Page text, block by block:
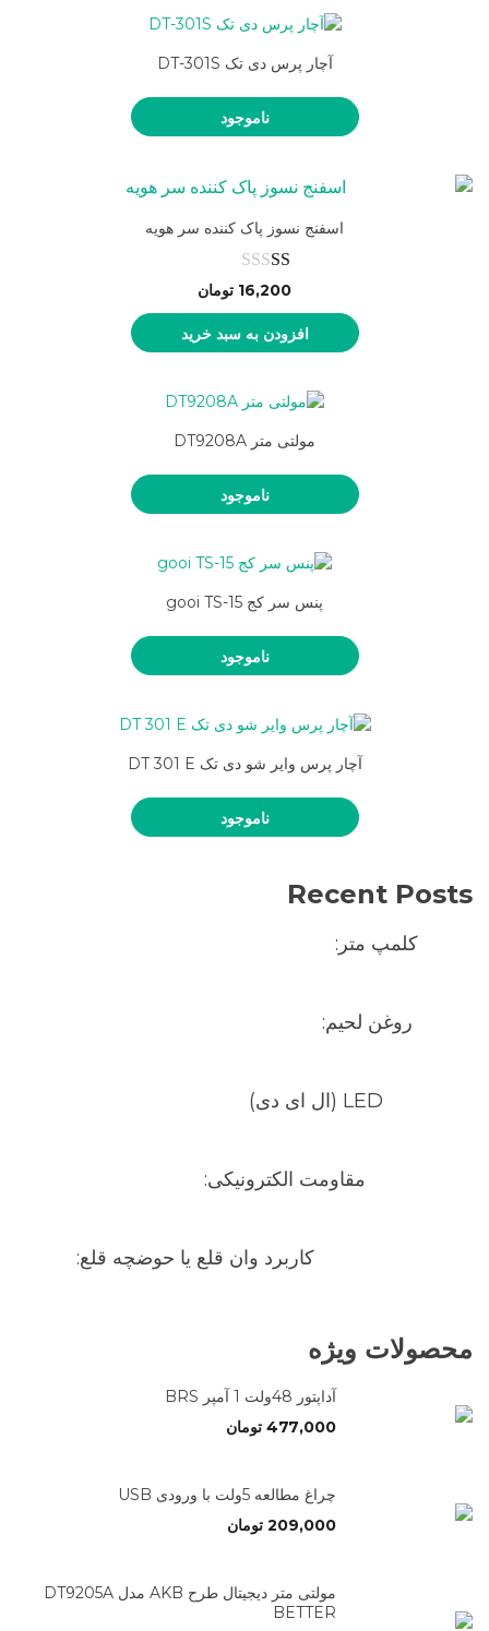
آچار پرس دی تک DT-301S
ناموجود
اسفنج نسوز پاک کننده سر هویه
نمره
1.00
از
16,200 تومان
افزودن به سبد خرید
مولتی متر DT9208A
ناموجود
پنس سر کج gooi TS-15
ناموجود
آچار پرس وایر شو دی تک DT 301 E
ناموجود
Recent Posts
کلمپ متر:
روغن لحیم:
LED (ال ای دی)
مقاومت الکترونیکی:
کاربرد وان قلع یا حوضچه قلع:
محصولات ویژه
آداپتور 48ولت 1 آمپر BRS
477,000 تومان
چراغ مطالعه 5ولت با ورودی USB
209,000 تومان
مولتی متر دیجیتال طرح AKB مدل DT9205A
BETTER